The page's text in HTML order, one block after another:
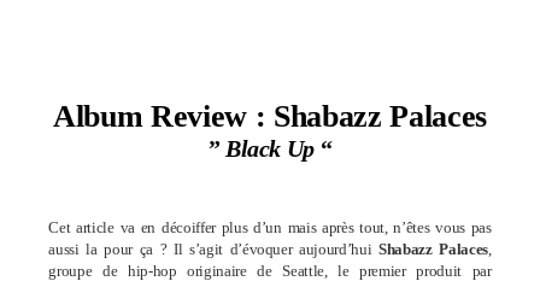
Album Review : Shabazz Palaces
” Black Up “
Cet article va en décoiffer plus d’un mais après tout, n’êtes vous pas
aussi la pour ça ? Il s’agit d’évoquer aujourd’huiShabazz Palaces,
groupe de hip-hop originaire de Seattle, le premier produit par